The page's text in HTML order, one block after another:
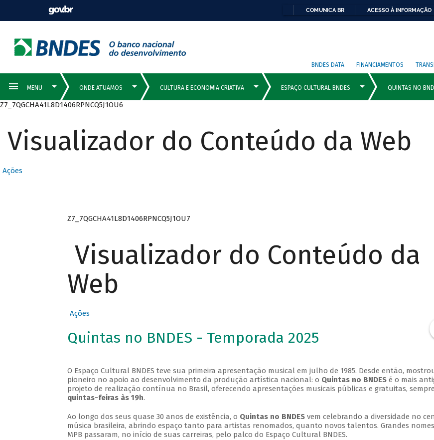
COMUNICA BR ACESSO À INFORMAÇÃO
BNDES DATA FINANCIAMENTOS
Z7_7QGCHA41L8D1406RPNCQ5J1OU6
Visualizador do Conteúdo da Web
Ações
Z7_7QGCHA41L8D1406RPNCQ5J1OU7
Visualizador do Conteúdo da
Web
Ações
Quintas no BNDES - Temporada 2025
O Espaço Cultural BNDES teve sua primeira apresentação musical em julho de 1985. Desde então,
pioneiro no apoio ao desenvolvimento da produção artística nacional: o Quintas no BNDESé o mais
projeto de realização contínua no Brasil, oferecendo apresentações musicais públicas e gratuitas,
quintas-feiras às 19h.
Ao longo dos seus quase 30 anos de existência, o Quintas no BNDESvem celebrando a diversidade no
música brasileira, abrindo espaço tanto para artistas renomados, quanto novos talentos. Grandes
MPB passaram, no início de suas carreiras, pelo palco do Espaço Cultural BNDES.